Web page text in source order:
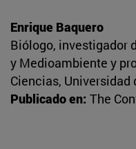
Enrique Baquero
Biólogo, investigador
y Medioambiente y
Ciencias, Universidad
Publicado en: The